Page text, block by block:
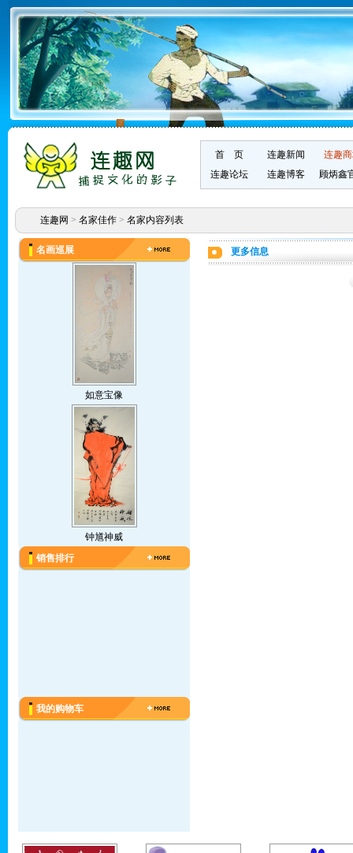
首 页 连趣新闻
连趣
连趣论坛
连趣博客 顾炳鑫
连趣网 > 名家佳作> 名家内容列表
名画巡展
如意宝像
钟馗神威
销售排行
我的购物车
更多信息